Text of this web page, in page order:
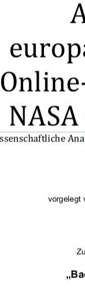
	




vorgelegt